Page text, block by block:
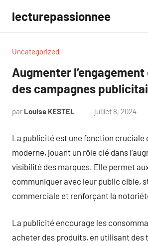
contenu
lecturepassionnee
Uncategorized
Augmenter
des campagnes
par Louise KESTEL juillet 8, 2024
La publicité est une fonction cruciale
moderne, jouant un rôle clé dans
visibilité des marques. Elle permet
communiquer avec leur public cible,
commerciale et renforçant la
La publicité encourage les
acheter des produits, en utilisant des